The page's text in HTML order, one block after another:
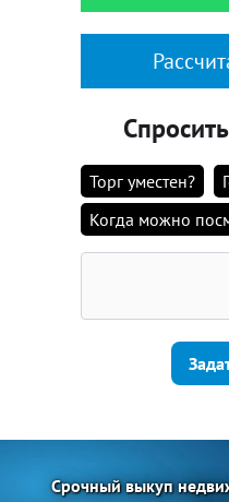
Торг уместен?
Когда можно
Срочный выкуп